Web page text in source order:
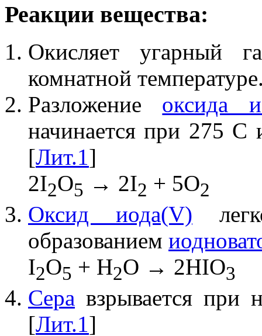
Реакции вещества:
Окисляет угарный
комнатной
Разложение оксида
начинается при 275 С
[Лит.1]
2I2O5 → 2I2 + 5O2
Оксид иода(V)
образованием
I2O5 + H2O → 2HIO3
Сера взрывается при
[Лит.1]